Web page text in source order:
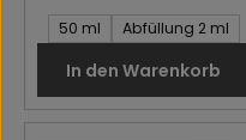
Inhalt des Artikel:
50 ml Abfüllung 2 ml
In den Warenkorb